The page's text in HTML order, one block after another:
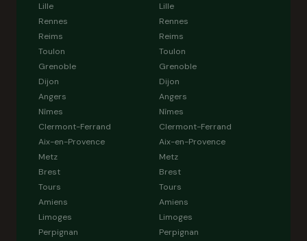
Lille
Rennes
Reims
Toulon
Grenoble
Dijon
Angers
Nîmes
Clermont-Ferrand
Aix-en-Provence
Metz
Brest
Tours
Amiens
Limoges
Perpignan
Lille
Rennes
Reims
Toulon
Grenoble
Dijon
Angers
Nîmes
Clermont-Ferrand
Aix-en-Provence
Metz
Brest
Tours
Amiens
Limoges
Perpignan